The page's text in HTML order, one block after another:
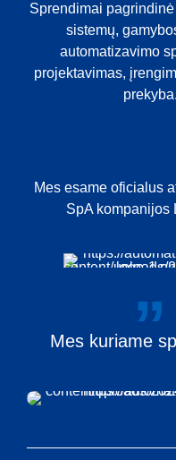
Sprendimai
sistemų,
automatizavimo
projektavimas,
prekyba.
Mes esame oficialus
SpA kompanijos
Mes kuriame